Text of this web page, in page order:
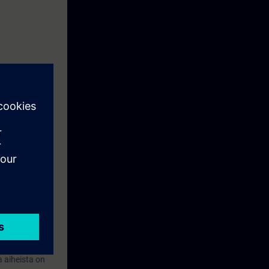
on
materiaali
aiheista on